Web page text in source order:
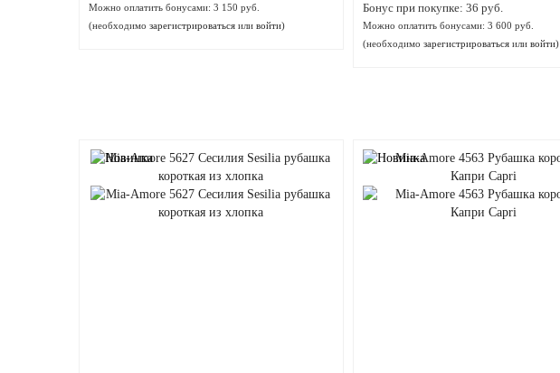
Можно оплатить бонусами: 3 150 руб.
(необходимо зарегистрироваться или войти)
Бонус при покупке: 36 руб.
Можно оплатить бонусами: 3 600 руб.
(необходимо зарегистрироватьсяили войти)